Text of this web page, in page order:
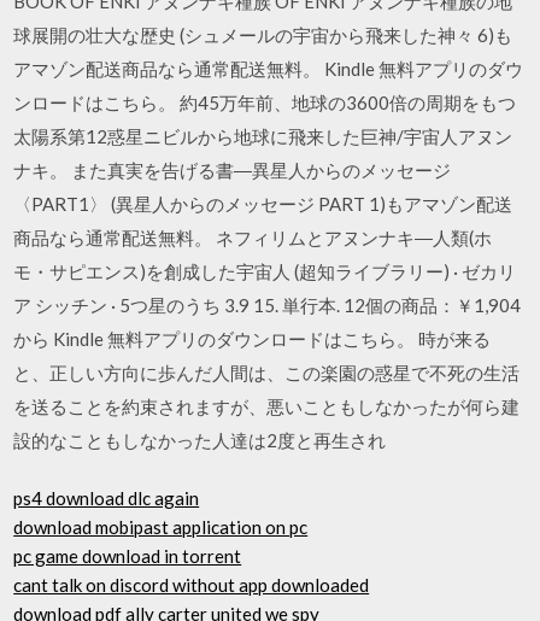
球展開の壮大な歴史 (シュメールの宇宙から飛来した神々 6)も
アマゾン配送商品なら通常配送無料。 Kindle 無料アプリのダウ
ンロードはこちら。 約45万年前、地球の3600倍の周期をもつ
太陽系第12惑星ニビルから地球に飛来した巨神/宇宙人アヌン
ナキ。 また真実を告げる書―異星人からのメッセージ
〈PART1〉 (異星人からのメッセージ PART 1)もアマゾン配送
商品なら通常配送無料。 ネフィリムとアヌンナキ―人類(ホ
モ・サピエンス)を創成した宇宙人 (超知ライブラリー) · ゼカリ
ア シッチン · 5つ星のうち 3.9 15. 単行本. 12個の商品：￥1,904
から Kindle 無料アプリのダウンロードはこちら。 時が来る
と、正しい方向に歩んだ人間は、この楽園の惑星で不死の生活
を送ることを約束されますが、悪いこともしなかったが何ら建
設的なこともしなかった人達は2度と再生され
ps4 download dlc again
download mobipast application on pc
pc game download in torrent
cant talk on discord without app downloaded
download pdf ally carter united we spy